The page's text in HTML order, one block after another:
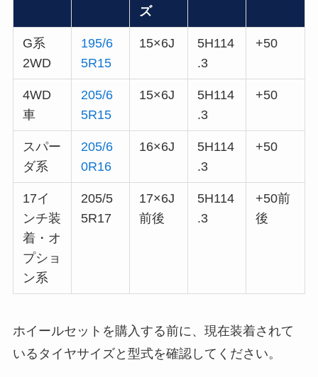
ズ
G系
2WD
195/6
5R15
15×6J
5H114
.3
+50
4WD
車
205/6
5R15
15×6J
5H114
.3
+50
スパー
ダ系
205/6
0R16
16×6J
5H114
.3
+50
17イ
ンチ装
着・オ
プショ
ン系
205/5
5R17
17×6J
前後
5H114
.3
+50前
後
ホイールセットを購入する前に、現在装着されて
いるタイヤサイズと型式を確認してください。